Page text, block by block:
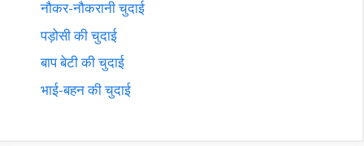
नौकर-नौकरानी चुदाई
पड़ोसी की चुदाई
बाप बेटी की चुदाई
भाई-बहन की चुदाई